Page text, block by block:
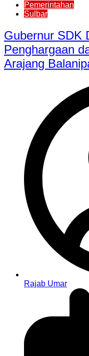
Pemerintahan
Sulbar
Gubernur SDK
Penghargaan
Arajang
Rajab Umar